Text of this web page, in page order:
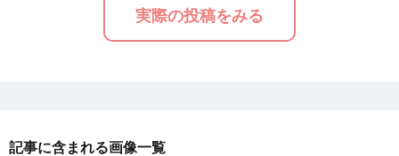
実際の投稿をみる
記事に含まれる画像一覧